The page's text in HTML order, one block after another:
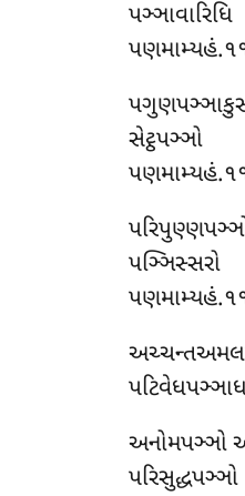
અનોમપઞ્ઞો